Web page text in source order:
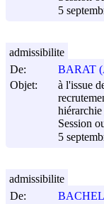
5
De:
BARAT
Objet:
à l'issue
Session
5
admissibilite
De:
admissibilite